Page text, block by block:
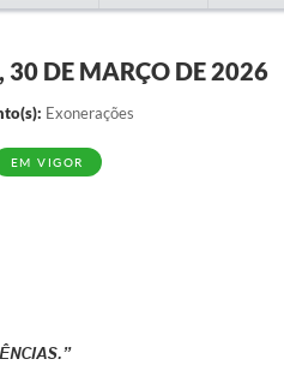
30 DE MARÇO DE 2026
Exonerações
EM VIGOR